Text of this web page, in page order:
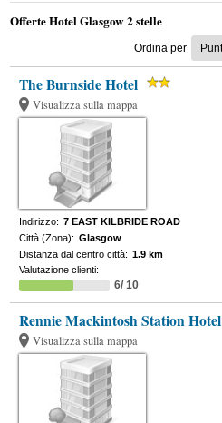
Offerte Hotel Glasgow 2 stelle
Ordina per
The Burnside Hotel
Visualizza sulla mappa
Indirizzo: 7 EAST KILBRIDE ROAD
Città (Zona): Glasgow
Distanza dal centro città: 1.9 km
Valutazione clienti:
6/ 10
Rennie Mackintosh Station Hotel
Visualizza sulla mappa